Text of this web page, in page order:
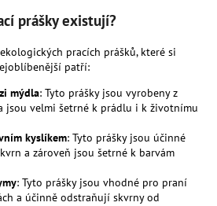
prášky existují?
pracích prášků, které si
patří:
mýdla: Tyto prášky jsou vyrobeny z
jsou velmi šetrné k prádlu i k životnímu
kyslíkem: Tyto prášky jsou účinné
a zároveň jsou šetrné k barvám
: Tyto prášky jsou vhodné pro praní
a účinně odstraňují skvrny od